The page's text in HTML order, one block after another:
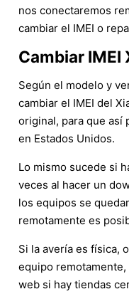
nos conectaremos
cambiar el IMEI o
Cambiar IMEI
Según el modelo y
cambiar el IMEI del
original, para que así
en Estados Unidos.
Lo mismo sucede si
veces al hacer un
los equipos se
remotamente es
Si la avería es física,
equipo
web si hay tiendas